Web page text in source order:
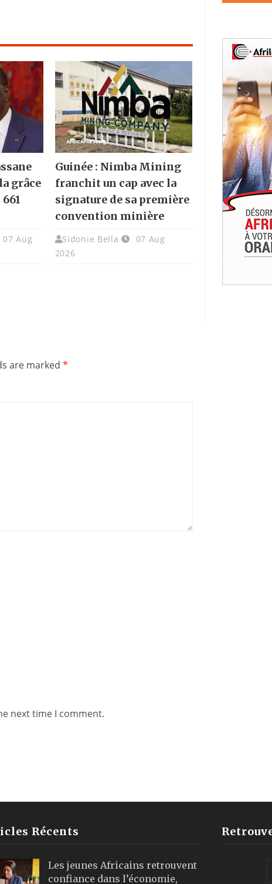
grâce
07 Aug
Guinée : Nimba Mining
franchit un cap avec la
signature de sa première
convention minière
Sidonie Bella
07 Aug
2026
are marked *
next time I comment.
Récents
Les jeunes Africains retrouvent
confiance dans l’économie,